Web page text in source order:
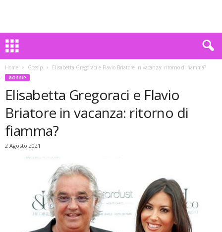
Home Gossip Elisabetta Gregoraci e Flavio Briatore in vacanza: ritorno di fiamma?
GOSSIP
Elisabetta Gregoraci e Flavio
Briatore in vacanza: ritorno di
fiamma?
2 Agosto 2021